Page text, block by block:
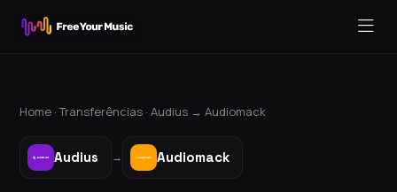
Home ·Transferências · Audius → Audiomack
Audius → Audiomack